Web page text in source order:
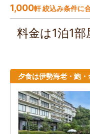
1,000軒 絞込み条件に
料金は1泊1
夕食は伊勢海老・鮑